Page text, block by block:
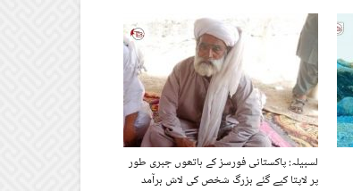
لسبیلہ: پاکستانی فورسز کے ہاتھوں جبری طور
پر لاپتا کیے گئے بزرگ شخص کی لاش برآمد